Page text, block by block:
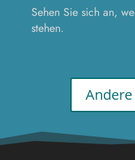
Sehen Sie sich an,
stehen.